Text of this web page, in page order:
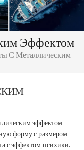
Эффектом
С Металлическим
эффектом
форму с размером
с эффектом психики.